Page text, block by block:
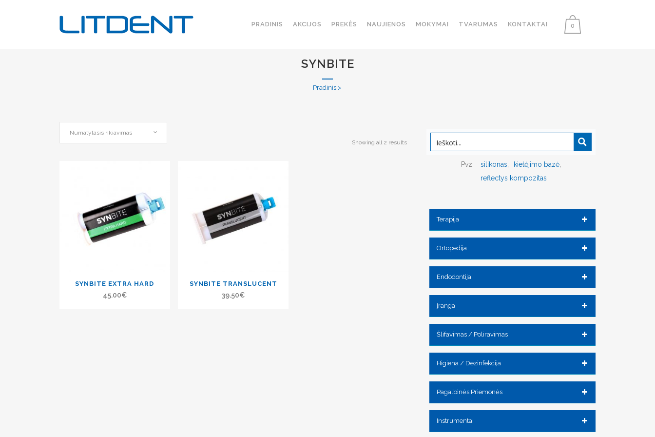
0
PRADINIS AKCIJOS PREKĖS NAUJIENOS MOKYMAI TVARUMAS KONTAKTAI
SYNBITE
Pradinis>
Showing all 2 results
Numatytasis rikiavimas
SYNBITE EXTRA HARD
45.00€
SYNBITE TRANSLUCENT
39.50€
Pvz: silikonas
kietėjimo bazė
reflectys kompozitas
Terapija
Ortopedija
Endodontija
Įranga
Šlifavimas / Poliravimas
Higiena / Dezinfekcija
Pagalbinės Priemonės
Instrumentai